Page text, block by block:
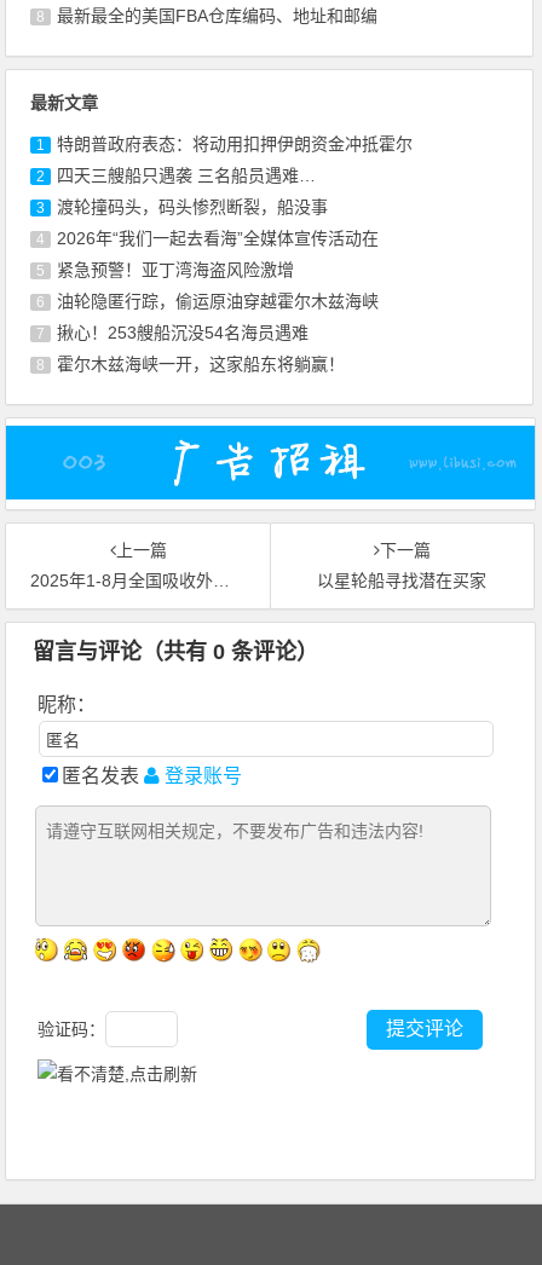
8 最新最全的美国FBA仓库编码、地址和邮编
最新文章
1 特朗普政府表态：将动用扣押伊朗资金冲抵霍尔
2 四天三艘船只遇袭 三名船员遇难…
3 渡轮撞码头，码头惨烈断裂，船没事
4 2026年“我们一起去看海”全媒体宣传活动在
5 紧急预警！亚丁湾海盗风险激增
6 油轮隐匿行踪，偷运原油穿越霍尔木兹海峡
7 揪心！253艘船沉没54名海员遇难
8 霍尔木兹海峡一开，这家船东将躺赢！
上一篇
2025年1-8月全国吸收外资5065.8亿元人民币
下一篇
以星轮船寻找潜在买家
留言与评论（共有0 条评论）
昵称：
匿名发表 登录账号
验证码：